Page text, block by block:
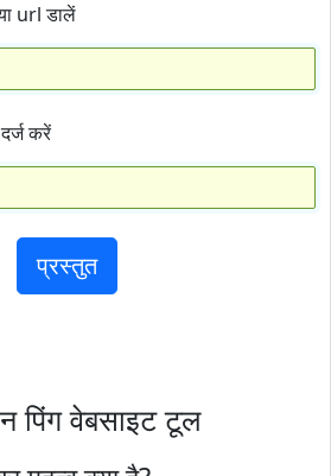
url डालें
करें
प्रस्तुत
पिंग वेबसाइट टूल